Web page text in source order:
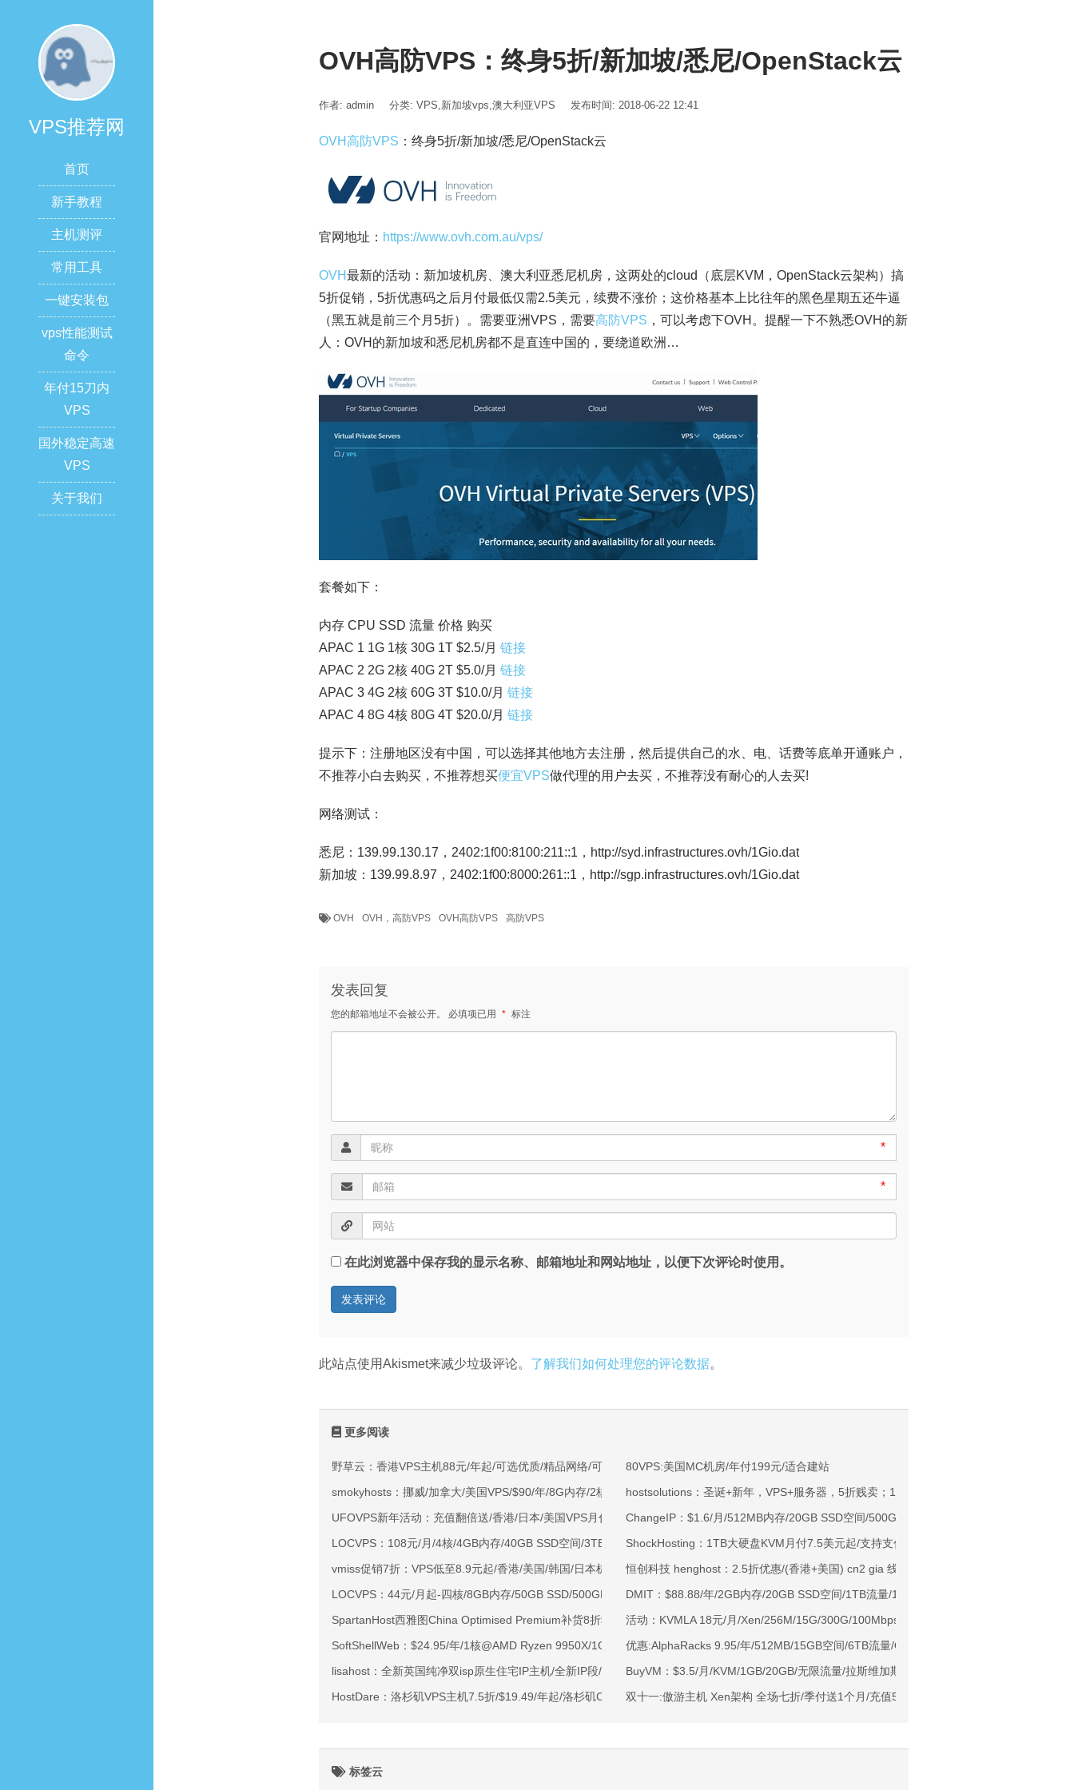
VPS推荐网
首页
新手教程
主机测评
常用工具
一键安装包
vps性能测试
命令
年付15刀内
VPS
国外稳定高速
VPS
关于我们
OVH高防VPS：终身5折/新加坡/悉尼/OpenStack云
作者: admin 分类: VPS,新加坡vps,澳大利亚VPS 发布时间: 2018-06-22 12:41
OVH高防VPS ：终身5折/新加坡/悉尼/OpenStack云
官网地址： https://www.ovh.com.au/vps/
OVH最新的活动：新加坡机房、澳大利亚悉尼机房，这两处的cloud（底层KVM，OpenStack云架构）搞
5折促销，5折优惠码之后月付最低仅需2.5美元，续费不涨价；这价格基本上比往年的黑色星期五还牛逼
（黑五就是前三个月5折）。需要亚洲VPS，需要高防VPS ，可以考虑下OVH。提醒一下不熟悉OVH的新
人：OVH的新加坡和悉尼机房都不是直连中国的，要绕道欧洲…
套餐如下：
内存 CPU SSD 流量 价格 购买
APAC 1 1G 1核 30G 1T $2.5/月 链接
APAC 2 2G 2核 40G 2T $5.0/月 链接
APAC 3 4G 2核 60G 3T $10.0/月 链接
APAC 4 8G 4核 80G 4T $20.0/月 链接
提示下：注册地区没有中国，可以选择其他地方去注册，然后提供自己的水、电、话费等底单开通账户，
不推荐小白去购买，不推荐想买便宜VPS做代理的用户去买，不推荐没有耐心的人去买!
网络测试：
悉尼：139.99.130.17，2402:1f00:8100:211::1，http://syd.infrastructures.ovh/1Gio.dat
新加坡：139.99.8.97，2402:1f00:8000:261::1，http://sgp.infrastructures.ovh/1Gio.dat
OVH OVH，高防VPS OVH高防VPS 高防VPS
发表回复
您的邮箱地址不会被公开。 必填项已用 * 标注
*
*
在此浏览器中保存我的显示名称、邮箱地址和网站地址，以便下次评论时使用。
此站点使用Akismet来减少垃圾评论。 了解我们如何处理您的评论数据。
更多阅读
野草云：香港VPS主机88元/年起/可选优质/精品网络/可选100M不限流量/免费CNIX/支持主流AI访问
smokyhosts：挪威/加拿大/美国VPS/$90/年/8G内存/2核/80gNVMe/4T流量
UFOVPS新年活动：充值翻倍送/香港/日本/美国VPS月付9.5折年付8折起/新用户下单送30元
LOCVPS：108元/月/4核/4GB内存/40GB SSD空间/3TB流量/750Mbps-1Gbps端口/KVM/深港IX/双端独立IP/香港原生IP
vmiss促销7折：VPS低至8.9元起/香港/美国/韩国/日本机房/可选CN2 GIA/AS9929/CMIN2/软银等线路
LOCVPS：44元/月起-四核/8GB内存/50GB SSD/500GB@40Mbps/香港标准区/国内优化网络
SpartanHost西雅图China Optimised Premium补货8折$19.2/月起-四核AMD Ryzen7950x/4GB/100GB NVMe/5TB@10Gbps/免费DDoS防御
SoftShellWeb：$24.95/年/1核@AMD Ryzen 9950X/1GB内存/20GB NVMe空间/6TB流量/10Gbps端口/KVM/洛杉矶
lisahost：全新英国纯净双isp原生住宅IP主机/全新IP段/全新宿主机/9折月付61元起
HostDare：洛杉矶VPS主机7.5折/$19.49/年起/洛杉矶CN2 GIA/日本/保加利亚VPS九折
80VPS:美国MC机房/年付199元/适合建站
hostsolutions：圣诞+新年，VPS+服务器，5折贱卖；100%无视版权
ChangeIP：$1.6/月/512MB内存/20GB SSD空间/500GB流量/KVM/洛杉矶Sharktech
ShockHosting：1TB大硬盘KVM月付7.5美元起/支持支付宝微信
恒创科技 henghost：2.5折优惠/(香港+美国) cn2 gia 线路的OpenStack云服务器/独立服务
DMIT：$88.88/年/2GB内存/20GB SSD空间/1TB流量/1Gbps-10Gbps端口/KVM/洛杉矶
活动：KVMLA 18元/月/Xen/256M/15G/300G/100Mbps 弗里蒙特
优惠:AlphaRacks 9.95/年/512MB/15GB空间/6TB流量/OVZ/洛杉矶
BuyVM：$3.5/月/KVM/1GB/20GB/无限流量/拉斯维加斯/支持支付宝
双十一:傲游主机 Xen架构 全场七折/季付送1个月/充值511送111元
标签云